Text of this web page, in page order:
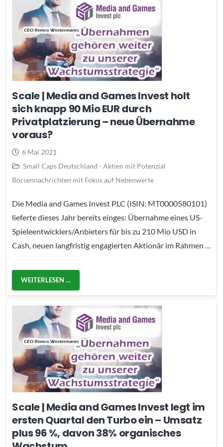
Scale | Media and Games Invest holt
sich knapp 90 Mio EUR durch
Privatplatzierung – neue Übernahme
voraus?
6 Mai 2021
Small Caps Deutschland - Aktien mit Potenzial
Börsennachrichten mit Fokus auf Nebenwerte
Die Media and Games Invest PLC (ISIN: MT0000580101)
lieferte dieses Jahr bereits einges: Übernahme eines US-
Spieleentwicklers/Anbieters für bis zu 210 Mio USD in
Cash, neuen langfristig engagierten Aktionär im Rahmen …
WEITERLESEN …
Scale | Media and Games Invest legt im
ersten Quartal den Turbo ein – Umsatz
plus 96 %, davon 38% organisches